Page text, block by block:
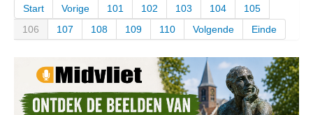
Start Vorige 101 102 103 104
105
106
107 108 109 110 Volgende Einde